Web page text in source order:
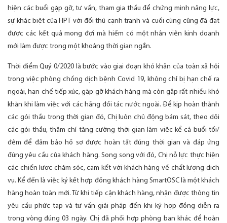
hiện các buổi gặp gỡ, tư vấn, tham gia thầu để chứng minh năng lực,
sự khác biệt của HPT với đối thủ cạnh tranh và cuối cùng cũng đã đạt
được các kết quả mong đợi mà hiếm có một nhân viên kinh doanh
mới làm được trong một khoảng thời gian ngắn.
Thời điểm Quý 0/2020 là bước vào giai đoạn khó khăn của toàn xã hội
trong việc phòng chống dịch bệnh Covid 19, không chỉ bị hạn chế ra
ngoài, hạn chế tiếp xúc, gặp gỡ khách hàng mà còn gặp rất nhiều khó
khăn khi làm việc với các hãng đối tác nước ngoài. Để kịp hoàn thành
các gói thầu trong thời gian đó, Chị luôn chủ động bám sát, theo dõi
các gói thầu, thậm chí tăng cường thời gian làm việc kể cả buổi tối/
đêm để đảm bảo hồ sơ được hoàn tất đúng thời gian và đáp ứng
đúng yêu cầu của khách hàng. Song song với đó, Chị nỗ lực thực hiện
các chiến lược chăm sóc, cam kết với khách hàng về chất lượng dịch
vụ. Kể đến là việc ký kết hợp đồng khách hàng SmartOSC là một khách
hàng hoàn toàn mới. Từ khi tiếp cận khách hàng, nhận được thông tin
yêu cầu phức tạp và tư vấn giải pháp đến khi ký hợp đồng diễn ra
trong vòng đúng 03 ngày. Chị đã phối hợp phòng ban khác để hoàn